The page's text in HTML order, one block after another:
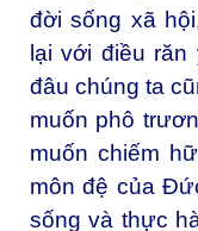
đời sống xã
lại với điều răn
đâu chúng ta
muốn phô
muốn chiếm
môn đệ của
sống và thực